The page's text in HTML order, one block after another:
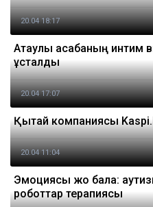
20.04 18:17
Ақтаулық асабаның интим
ұсталды
20.04 17:07
Қытай компаниясы
20.04 11:04
Эмоциясы жоқ бала:
роботтар терапиясы